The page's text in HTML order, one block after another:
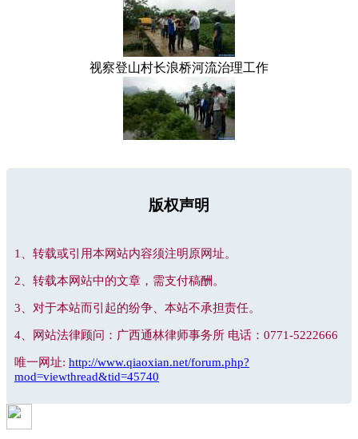
视察登山村长浪桥河流治理工作
版权声明
1、转载或引用本网站内容须注明原网址。
2、转载本网站中的文章，需支付稿酬。
3、对于本站而引起的纷争、本站不承担责任。
4、网站法律顾问：广西通林律师事务所 电话：0771-5222666
唯一网址: http://www.qiaoxian.net/forum.php?
mod=viewthread&tid=45740